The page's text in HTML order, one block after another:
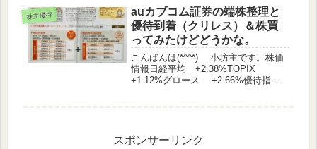
す(^-^;株価情報日経平均
▲1.7%TOPIX ▲1.2...
株主優待
auカブコム証券の端株整理と
優待到着（クリレス）＆株買
ってみたけどどうかな。
こんばんは(*^^*) 小坊主です。株価
情報日経平均 +2.38%TOPIX
+1.12%グロース +2.66%優待指
スポンサーリンク